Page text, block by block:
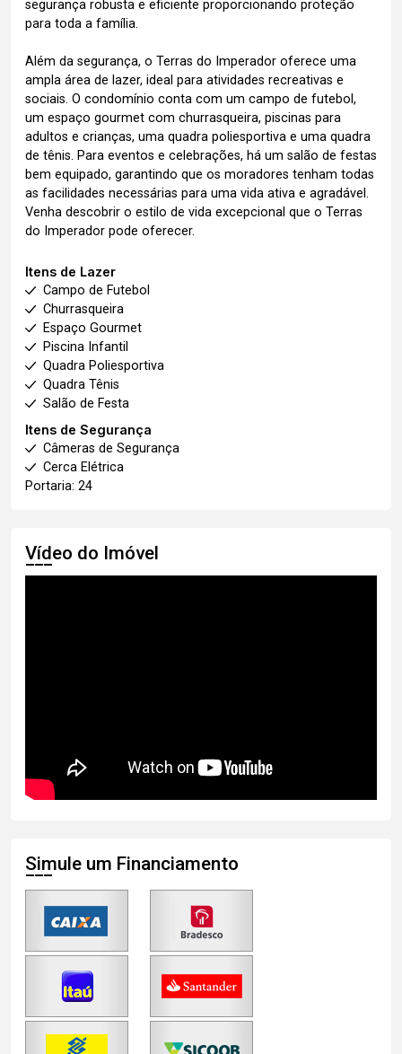
segurança robusta e eficiente proporcionando proteção
para toda a família.
Além da segurança, o Terras do Imperador oferece uma
ampla área de lazer, ideal para atividades recreativas e
sociais. O condomínio conta com um campo de futebol,
um espaço gourmet com churrasqueira, piscinas para
adultos e crianças, uma quadra poliesportiva e uma quadra
de tênis. Para eventos e celebrações, há um salão de festas
bem equipado, garantindo que os moradores tenham todas
as facilidades necessárias para uma vida ativa e agradável.
Venha descobrir o estilo de vida excepcional que o Terras
do Imperador pode oferecer.
Itens de Lazer
Campo de Futebol
Churrasqueira
Espaço Gourmet
Piscina Infantil
Quadra Poliesportiva
Quadra Tênis
Salão de Festa
Itens de Segurança
Câmeras de Segurança
Cerca Elétrica
Portaria: 24
Vídeo do Imóvel
Simule um Financiamento